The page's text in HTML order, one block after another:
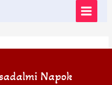
MAIN
Napok